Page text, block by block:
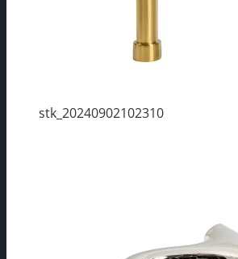
stk_20240902102310